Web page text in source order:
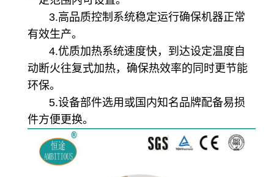
3.高品质控制 系统稳定运行确保机器正常
有效生产。
4.优质加热系统速度快，到达设定温度自
动断火往复式加热，确保热效率的同时更节能
环保。
5.设备部件选用或国内知名品牌配备易损
件方便更换。